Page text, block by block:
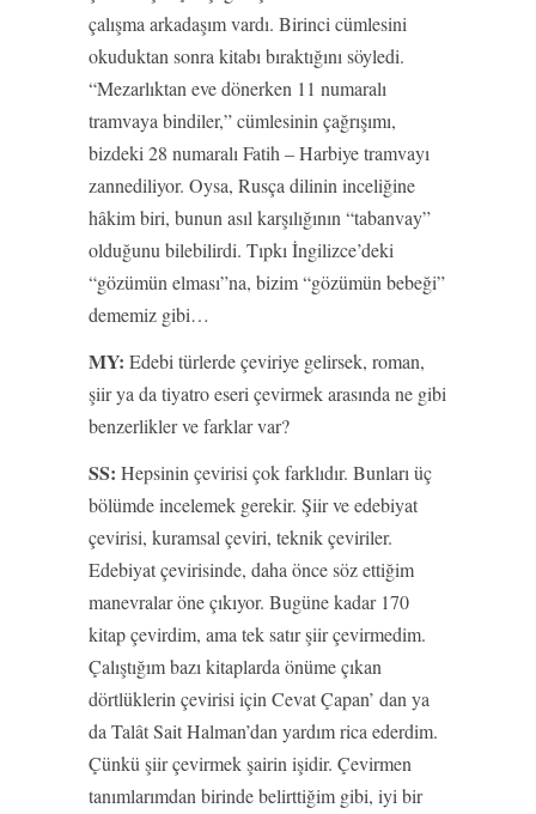
çalışma arkadaşım vardı. Birinci cümlesini
okuduktan sonra kitabı bıraktığını söyledi.
“Mezarlıktan eve dönerken 11 numaralı
tramvaya bindiler,” cümlesinin çağrışımı,
bizdeki 28 numaralı Fatih – Harbiye tramvayı
zannediliyor. Oysa, Rusça dilinin inceliğine
hâkim biri, bunun asıl karşılığının “tabanvay”
olduğunu bilebilirdi. Tıpkı İngilizce’deki
“gözümün elması”na, bizim “gözümün bebeği”
dememiz gibi…
MY: Edebi türlerde çeviriye gelirsek, roman,
şiir ya da tiyatro eseri çevirmek arasında ne gibi
benzerlikler ve farklar var?
SS: Hepsinin çevirisi çok farklıdır. Bunları üç
bölümde incelemek gerekir. Şiir ve edebiyat
çevirisi, kuramsal çeviri, teknik çeviriler.
Edebiyat çevirisinde, daha önce söz ettiğim
manevralar öne çıkıyor. Bugüne kadar 170
kitap çevirdim, ama tek satır şiir çevirmedim.
Çalıştığım bazı kitaplarda önüme çıkan
dörtlüklerin çevirisi için Cevat Çapan’ dan ya
da Talât Sait Halman’dan yardım rica ederdim.
Çünkü şiir çevirmek şairin işidir. Çevirmen
tanımlarımdan birinde belirttiğim gibi, iyi bir